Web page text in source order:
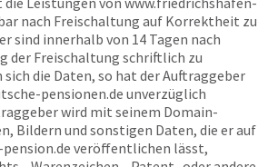
nach Freischaltung auf Korrektheit zu
sind innerhalb von 14 Tagen nach
der Freischaltung schriftlich zu
die Daten, so hat der Auftraggeber
pensionen.de unverzüglich
wird mit seinem Domain-
Bildern und sonstigen Daten, die er auf
veröffentlichen lässt,